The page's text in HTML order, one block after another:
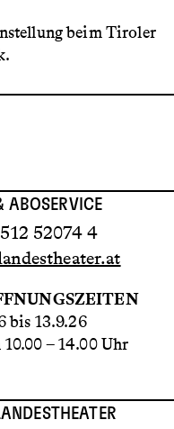
beim Tiroler
ABOSERVICE
52074 4
bis 13.9.26
– 14.00 Uhr